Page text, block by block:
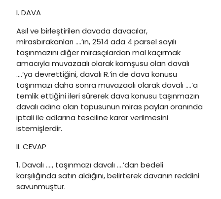
I. DAVA
Asıl ve birleştirilen davada davacılar,
mirasbırakanları ….’ın, 2514 ada 4 parsel sayılı
taşınmazını diğer mirasçılardan mal kaçırmak
amacıyla muvazaalı olarak komşusu olan davalı
….’ya devrettiğini, davalı R.’in de dava konusu
taşınmazı daha sonra muvazaalı olarak davalı ….’a
temlik ettiğini ileri sürerek dava konusu taşınmazın
davalı adına olan tapusunun miras payları oranında
iptali ile adlarına tesciline karar verilmesini
istemişlerdir.
II. CEVAP
1. Davalı …., taşınmazı davalı ….’dan bedeli
karşılığında satın aldığını, belirterek davanın reddini
savunmuştur.